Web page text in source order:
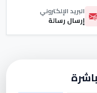
البريد الإلكتروني
إرسال رسالة